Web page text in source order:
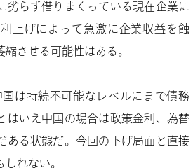
劣らず借りまくっている現在企業に
上げによって急激に企業収益を蝕
させる可能性はある。
国は持続不可能なレベルにまで債務
はいえ中国の場合は政策金利、為替
ある状態だ。今回の下げ局面と直接
れない。